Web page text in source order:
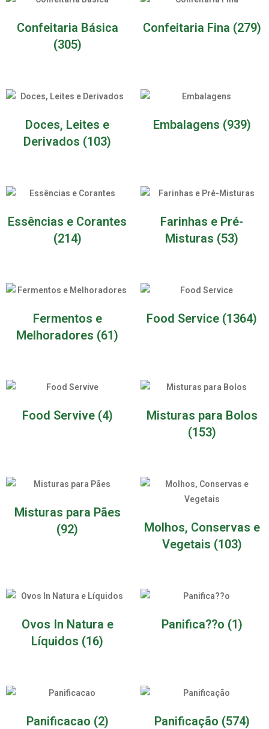
Confeitaria Básica
(305)
Confeitaria Fina (279)
Doces, Leites e
Derivados (103)
Embalagens (939)
Essências e Corantes
(214)
Farinhas e Pré-
Misturas (53)
Fermentos e
Melhoradores (61)
Food Service (1364)
Food Servive (4)
Misturas para Bolos
(153)
Misturas para Pães
(92)
Molhos, Conservas e
Vegetais (103)
Ovos In Natura e
Líquidos (16)
Panifica??o (1)
Panificacao (2) Panificação (574)